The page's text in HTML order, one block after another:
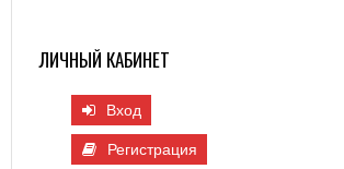
ЛИЧНЫЙ КАБИНЕТ
Вход
Регистрация